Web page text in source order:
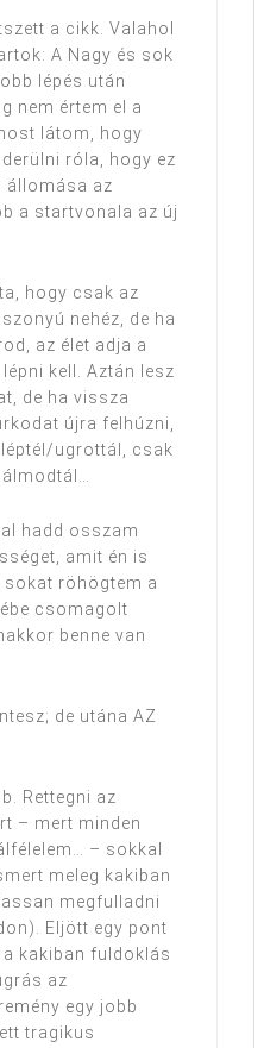
a cikk. Valahol
A Nagy és sok
lépés után
nem értem el a
látom, hogy
róla, hogy ez
állomása az
a startvonala az új
hogy csak az
nehéz, de ha
az élet adja a
kell. Aztán lesz
de ha vissza
újra felhúzni,
ugrottál, csak
álmodtál…
hadd osszam
amit én is
sokat röhögtem a
csomagolt
benne van
de utána AZ
Rettegni az
– mert minden
– sokkal
meleg kakiban
megfulladni
Eljött egy pont
kakiban fuldoklás
az
egy jobb
tragikus